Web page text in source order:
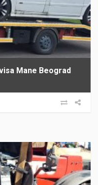
Mane Beograd